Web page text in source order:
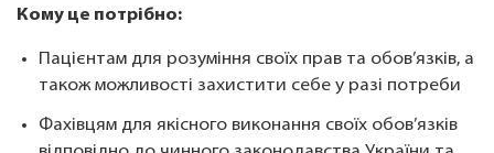
Кому це потрібно:
Пацієнтам для розуміння своїх прав та обов’язків, а
також можливості захистити себе у разі потреби
Фахівцям для якісного виконання своїх обов’язків